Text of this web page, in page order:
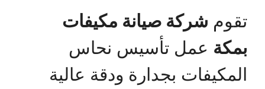
تقوم شركة صيانة مكيفات
بمكة عمل تأسيس نحاس
المكيفات بجدارة ودقة عالية